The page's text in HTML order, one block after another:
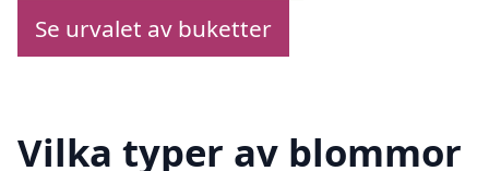
Se urvalet av buketter
Vilka typer av blommor